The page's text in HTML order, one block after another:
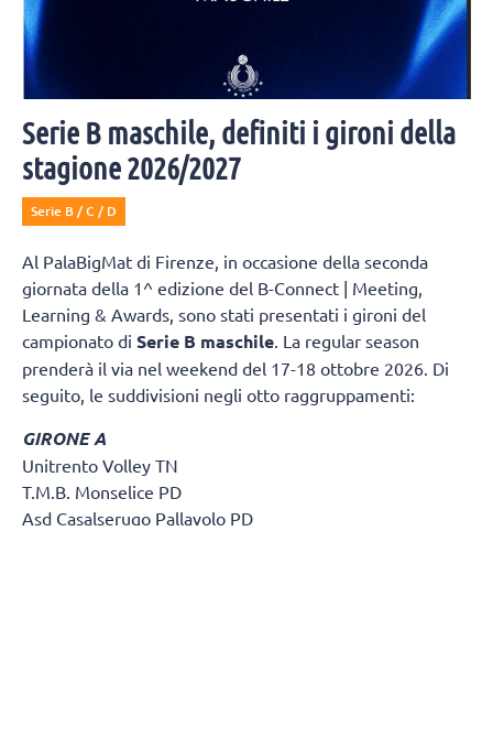
Serie B maschile, definiti i gironi della
stagione 2026/2027
Serie B / C / D
Al PalaBigMat di Firenze, in occasione della seconda
giornata della 1^ edizione del B-Connect | Meeting,
Learning & Awards, sono stati presentati i gironi del
campionato di Serie B maschile. La regular season
prenderà il via nel weekend del 17-18 ottobre 2026. Di
seguito, le suddivisioni negli otto raggruppamenti:
GIRONE A
Unitrento Volley TN
T.M.B. Monselice PD
Asd Casalserugo Pallavolo PD